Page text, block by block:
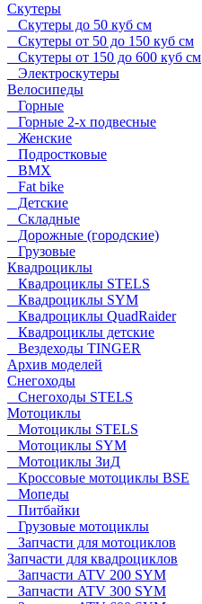
Cкутеры
Скутеры до 50 куб см
Скутеры от 50 до 150 куб см
Скутеры от 150 до 600 куб см
Электроскутеры
Велосипеды
Горные
Горные 2-х подвесные
Женские
Подростковые
BMX
Fat bike
Детские
Складные
Дорожные (городские)
Грузовые
Квадроциклы
Квадроциклы STELS
Квадроциклы SYM
Квадроциклы QuadRaider
Квадроциклы детские
Вездеходы TINGER
Архив моделей
Снегоходы
Снегоходы STELS
Мотоциклы
Мотоциклы STELS
Мотоциклы SYM
Мотоциклы ЗиД
Кроссовые мотоциклы BSE
Мопеды
Питбайки
Грузовые мотоциклы
Запчасти для мотоциклов
Запчасти для квадроциклов
Запчасти ATV 200 SYM
Запчасти ATV 300 SYM